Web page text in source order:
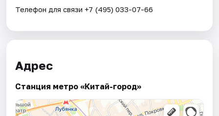
Телефон для связи +7 (495) 033-07-66
Адрес
Станция метро «Китай-город»